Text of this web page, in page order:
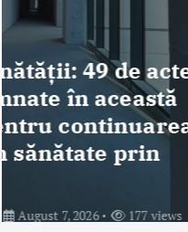
Ro Health Review Strategies,